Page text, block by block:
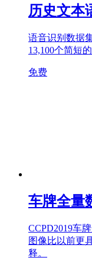
历史文本
语音识别数据
13,100个简短
免费
车牌全量
CCPD2019车
图像比以前更
释。